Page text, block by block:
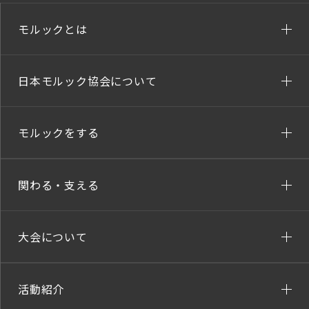
モルックとは
日本モルック協会について
モルックをする
関わる・支える
大会について
活動紹介